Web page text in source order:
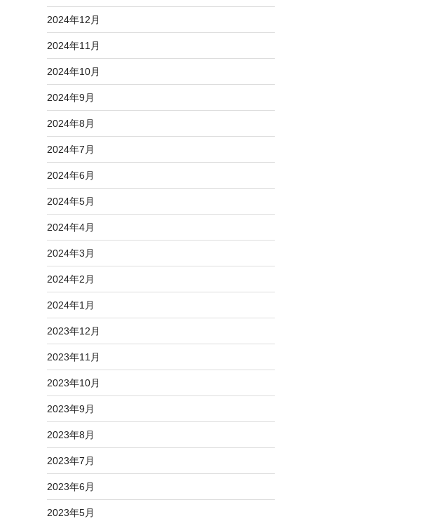
2024年12月
2024年11月
2024年10月
2024年9月
2024年8月
2024年7月
2024年6月
2024年5月
2024年4月
2024年3月
2024年2月
2024年1月
2023年12月
2023年11月
2023年10月
2023年9月
2023年8月
2023年7月
2023年6月
2023年5月